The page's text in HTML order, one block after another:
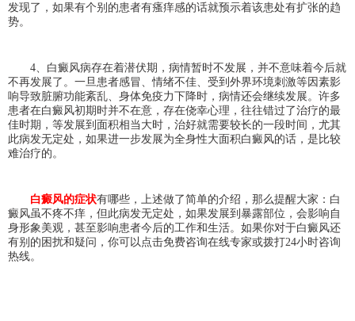
发现了，如果有个别的患者有瘙痒感的话就预示着该患处有扩张的趋
势。
4、白癜风病存在着潜伏期，病情暂时不发展，并不意味着今后就
不再发展了。一旦患者感冒、情绪不佳、受到外界环境刺激等因素影
响导致脏腑功能紊乱、身体免疫力下降时，病情还会继续发展。许多
患者在白癜风初期时并不在意，存在侥幸心理，往往错过了治疗的最
佳时期，等发展到面积相当大时，治好就需要较长的一段时间，尤其
此病发无定处，如果进一步发展为全身性大面积白癜风的话，是比较
难治疗的。
白癜风的症状有哪些，上述做了简单的介绍，那么提醒大家：白
癜风虽不疼不痒，但此病发无定处，如果发展到暴露部位，会影响自
身形象美观，甚至影响患者今后的工作和生活。如果你对于白癜风还
有别的困扰和疑问，你可以点击免费咨询在线专家或拨打24小时咨询
热线。